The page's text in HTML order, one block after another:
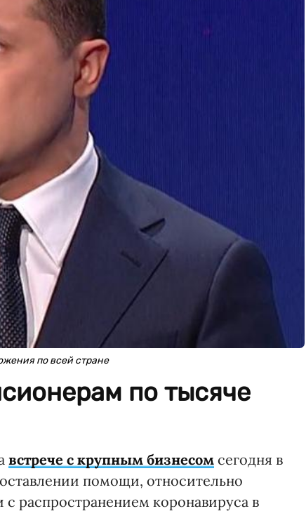
по всей стране
по тысяче
встрече с крупным бизнесом сегодня в
помощи, относительно
распространением коронавируса в